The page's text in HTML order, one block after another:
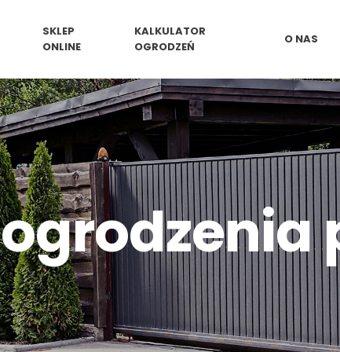
SKLEP
ONLINE
KALKULATOR
OGRODZEŃ
O NAS
ogrodzenia